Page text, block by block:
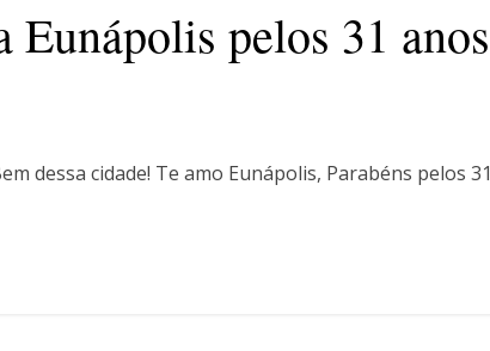
Eunápolis pelos 31 anos
dessa cidade! Te amo Eunápolis, Parabéns pelos 31